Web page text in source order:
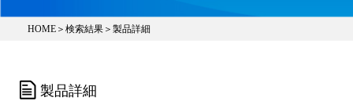
HOME ＞ 検索結果 ＞製品詳細
製品詳細